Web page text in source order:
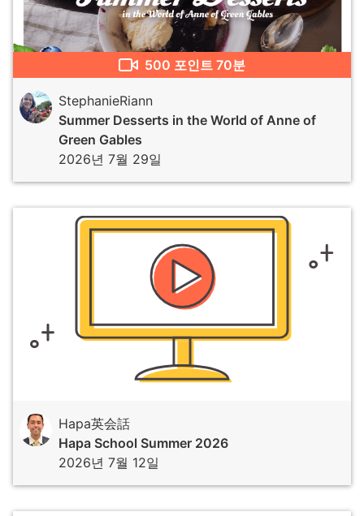
500 포인트 70분
StephanieRiann
Summer Desserts in the World of Anne of
Green Gables
2026년 7월 29일
Hapa英会話
Hapa School Summer 2026
2026년 7월 12일